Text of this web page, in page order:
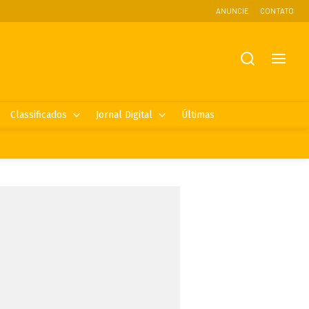
ANUNCIE CONTATO
Classificados Jornal Digital Últimas